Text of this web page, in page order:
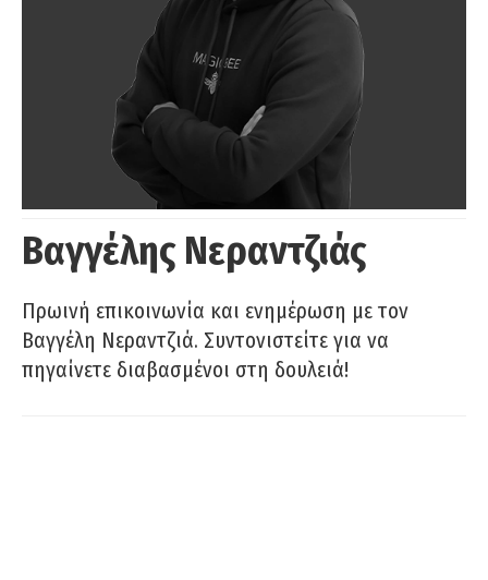
Βαγγέλης Νεραντζιάς
Πρωινή επικοινωνία και ενημέρωση με τον
Βαγγέλη Νεραντζιά. Συντονιστείτε για να
πηγαίνετε διαβασμένοι στη δουλειά!